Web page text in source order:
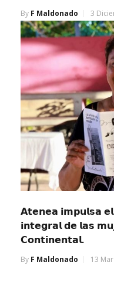
By F Maldonado 3
𝗔𝘁𝗲𝗻𝗲𝗮 𝗶𝗺𝗽𝘂𝗹𝘀𝗮
𝗶𝗻𝘁𝗲𝗴𝗿𝗮𝗹 𝗱𝗲 𝗹𝗮𝘀
𝗖𝗼𝗻𝘁𝗶𝗻𝗲𝗻𝘁𝗮𝗹.
By F Maldonado 13